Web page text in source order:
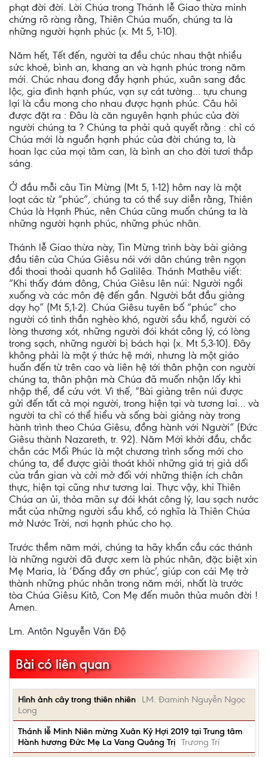
phạt đời đời. Lời Chúa trong Thánh lễ Giao thừa minh
chứng rõ ràng rằng, Thiên Chúa muốn, chúng ta là
những người hạnh phúc (x. Mt 5, 1-10).
Năm hết, Tết đến, người ta đều chúc nhau thật nhiều
sức khoẻ, bình an, khang an và hạnh phúc trong năm
mới. Chúc nhau đong đầy hạnh phúc, xuân sang đắc
lộc, gia đình hạnh phúc, vạn sự cát tường… tựu chung
lại là cầu mong cho nhau được hạnh phúc. Câu hỏi
được đặt ra : Đâu là căn nguyên hạnh phúc của đời
người chúng ta ? Chúng ta phải quả quyết rằng : chỉ có
Chúa mới là nguồn hạnh phúc của đời chúng ta, là
hoan lạc của mọi tâm can, là bình an cho đời tươi thắp
sáng.
Ở đầu mỗi câu Tin Mừng (Mt 5, 1-12) hôm nay là một
loạt các từ “phúc”, chúng ta có thể suy diễn rằng, Thiên
Chúa là Hạnh Phúc, nên Chúa cũng muốn chúng ta là
những người hạnh phúc, những phúc nhân.
Thánh lễ Giao thừa này, Tin Mừng trình bày bài giảng
đầu tiên của Chúa Giêsu nói với dân chúng trên ngọn
đồi thoai thoải quanh hồ Galilêa. Thánh Mathêu viết:
“Khi thấy đám đông, Chúa Giêsu lên núi: Người ngồi
xuống và các môn đệ đến gần. Người bắt đầu giảng
dạy họ” (Mt 5,1-2). Chúa Giêsu tuyên bố “phúc” cho
người có tinh thần nghèo khó, người sầu khổ, người có
lòng thương xót, những người đói khát công lý, có lòng
trong sạch, những người bị bách hại (x. Mt 5,3-10). Ðây
không phải là một ý thức hệ mới, nhưng là một giáo
huấn đến từ trên cao và liên hệ tới thân phận con người
chúng ta, thân phận mà Chúa đã muốn nhận lấy khi
nhập thể, để cứu vớt. Vì thế, “Bài giảng trên núi được
gửi đến tất cả mọi người, trong hiện tại và tương lai… và
người ta chỉ có thể hiểu và sống bài giảng này trong
hành trình theo Chúa Giêsu, đồng hành với Người” (Ðức
Giêsu thành Nazareth, tr. 92). Năm Mới khởi đầu, chắc
chắn các Mối Phúc là một chương trình sống mới cho
chúng ta, để được giải thoát khỏi những giá trị giả dối
của trần gian và cởi mở đối với những thiện ích chân
thực, hiện tại cũng như tương lai. Thực vậy, khi Thiên
Chúa an ủi, thỏa mãn sự đói khát công lý, lau sạch nước
mắt của những người sầu khổ, có nghĩa là Thiên Chúa
mở Nước Trời, nơi hạnh phúc cho họ.
Trước thềm năm mới, chúng ta hãy khẩn cầu các thánh
là những người đã được xem là phúc nhân, đặc biệt xin
Mẹ Maria, là ‘Đấng đầy ơn phúc’, giúp con cái Mẹ trở
thành những phúc nhân trong năm mới, nhất là trước
tòa Chúa Giêsu Kitô, Con Mẹ đến muôn thủa muôn đời !
Amen.
Lm. Antôn Nguyễn Văn Độ
Bài có liên quan
Hình ảnh cây trong thiên nhiên
LM. Đaminh Nguyễn Ngọc
Long
Thánh lễ Minh Niên mừng Xuân Kỷ Hợi 2019 tại Trung tâm
Hành hương Đức Mẹ La Vang Quảng Trị Trương Trí